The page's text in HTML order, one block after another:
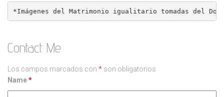
*Imágenes del Matrimonio igualitario tomadas del
Contact Me
Los campos marcados con * son obligatorios
Name*